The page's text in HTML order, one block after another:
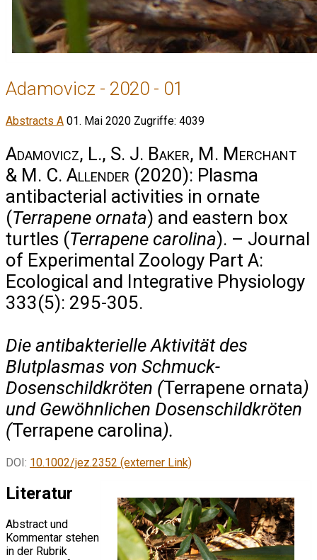
Adamovicz - 2020 - 01
Abstracts A 01. Mai 2020 Zugriffe: 4039
Adamovicz, L., S. J. Baker, M. Merchant
& M. C. Allender (2020): Plasma
antibacterial activities in ornate
(Terrapene ornata) and eastern box
turtles (Terrapene carolina). – Journal
of Experimental Zoology Part A:
Ecological and Integrative Physiology
333(5): 295-305.
Die antibakterielle Aktivität des
Blutplasmas von Schmuck-
Dosenschildkröten (Terrapene ornata)
und Gewöhnlichen Dosenschildkröten
(Terrapene carolina).
DOI: 10.1002/jez.2352 (externer Link)
Literatur
Abstract und
Kommentar stehen
in der Rubrik